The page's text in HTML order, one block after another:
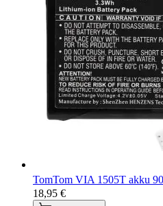
TomTom VIA 1505T akku
18,95 €